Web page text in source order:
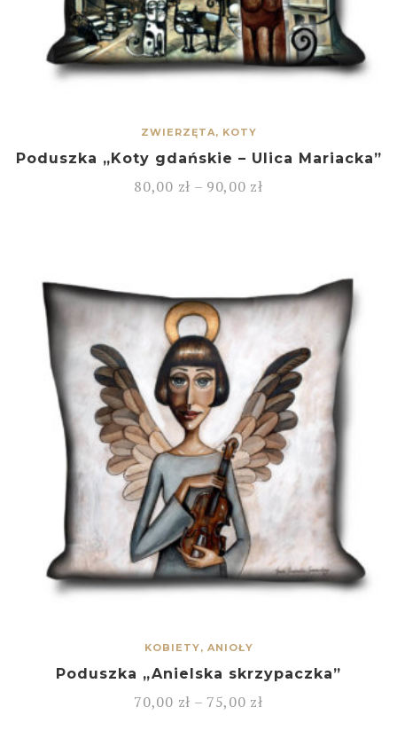
ZWIERZĘTA, KOTY
Poduszka „Koty gdańskie – Ulica Mariacka”
80,00 zł – 90,00 zł
KOBIETY, ANIOŁY
Poduszka „Anielska skrzypaczka”
70,00 zł – 75,00 zł